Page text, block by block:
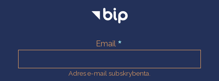
Email
Adres e-mail subskrybenta.